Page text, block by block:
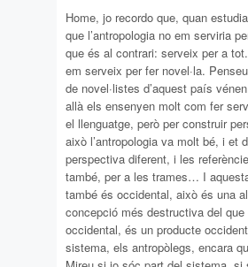
Home, jo recordo que, quan
que l’antropologia no em serviria
que és al contrari: serveix per a
em serveix per fer novel·la.
de novel·listes d’aquest país
allà els ensenyen molt com fer
el llenguatge, però per construir
això l’antropologia va molt bé, i et
perspectiva diferent, i les
també, per a les trames… I
també és occidental, això és una
concepció més destructiva del
occidental, és un producte
sistema, els antropòlegs, encara